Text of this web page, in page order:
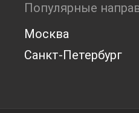
Популярные
Москва
Санкт-Петербург